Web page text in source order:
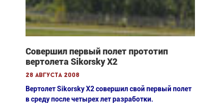
Совершил первый полет прототип
вертолета Sikorsky X2
28 августа 2008
Вертолет Sikorsky X2 совершил свой первый полет
в среду после четырех лет разработки.